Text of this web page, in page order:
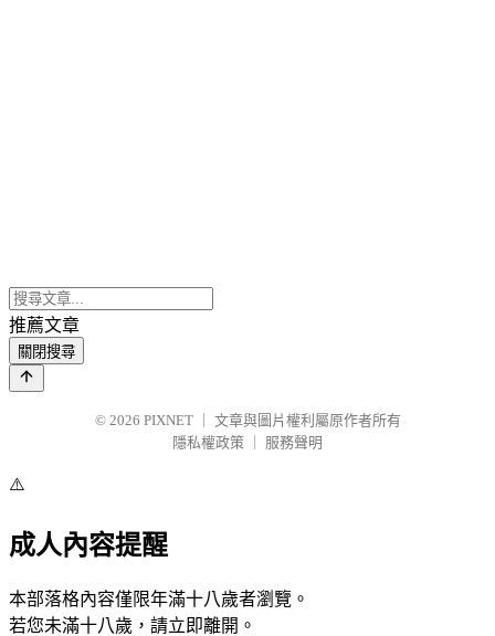
推薦文章
關閉搜尋
© 2026 PIXNET
文章與圖片權利屬原作者所有
隱私權政策
服務聲明
⚠️
成人內容提醒
本部落格內容僅限年滿十八歲者瀏覽。
若您未滿十八歲，請立即離開。